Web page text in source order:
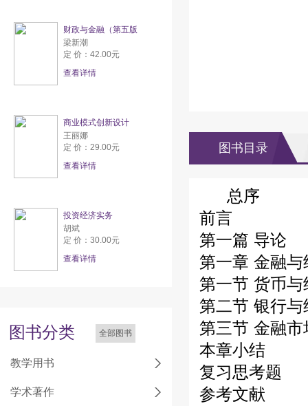
财政与金融（第五版
梁新潮
定 价：42.00元
查看详情
商业模式创新设计
王丽娜
定 价：29.00元
查看详情
投资经济实务
胡斌
定 价：30.00元
查看详情
图书分类 全部图书
教学用书
学术著作
图书目录
总序
前言
第一篇 导论
第一章 金融与
第一节 货币与
第二节 银行与
第三节 金融市
本章小结
复习思考题
参考文献